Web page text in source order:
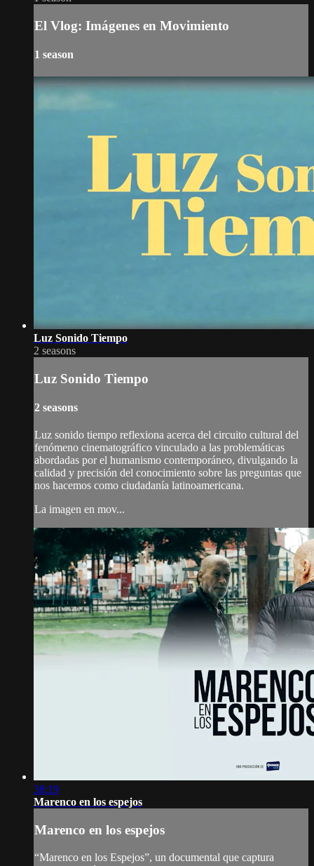
El Vlog: Imágenes en Movimiento
1 season
Luz Sonido Tiempo
2 seasons
Luz Sonido Tiempo
2 seasons
Luz sonido tiempo reflexiona acerca del circuito cultural del
fenómeno cinematográfico vinculado a las problemáticas
abordadas por el humanismo contemporáneo, divulgando la
calidad y precisión del conocimiento sobre las preguntas que
nos hacemos como ciudadanía latinoamericana.
La imagen en mov...
38:19
Marenco en los espejos
Marenco en los espejos
“Marenco en los Espejos”, un documental que captura